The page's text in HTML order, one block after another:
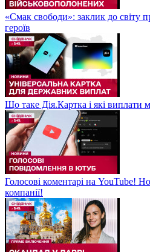
«Смак свободи»: заклик до світу
героїв
Що таке Дія.Картка і які виплати
Голосові коментарі на YouTube!
компанії!